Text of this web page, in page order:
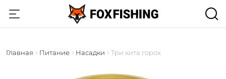
Главная Питание Насадки Три кита горох